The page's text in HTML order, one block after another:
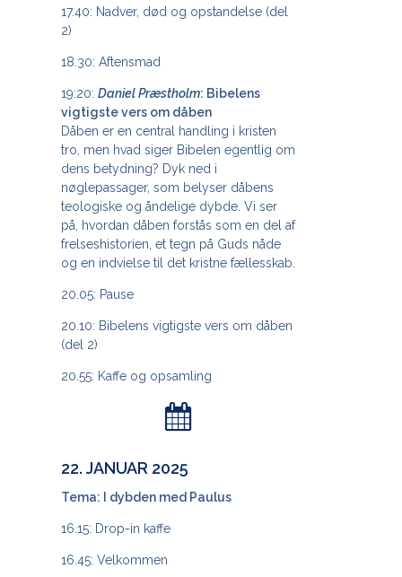
17.40: Nadver, død og opstandelse (del
2)
18.30: Aftensmad
19:20: Daniel Præstholm: Bibelens
vigtigste vers om dåben
Dåben er en central handling i kristen
tro, men hvad siger Bibelen egentlig om
dens betydning? Dyk ned i
nøglepassager, som belyser dåbens
teologiske og åndelige dybde. Vi ser
på, hvordan dåben forstås som en del af
frelseshistorien, et tegn på Guds nåde
og en indvielse til det kristne fællesskab.
20.05: Pause
20.10: Bibelens vigtigste vers om dåben
(del 2)
20.55: Kaffe og opsamling
22. JANUAR 2025
Tema: I dybden med Paulus
16.15: Drop-in kaffe
16.45: Velkommen